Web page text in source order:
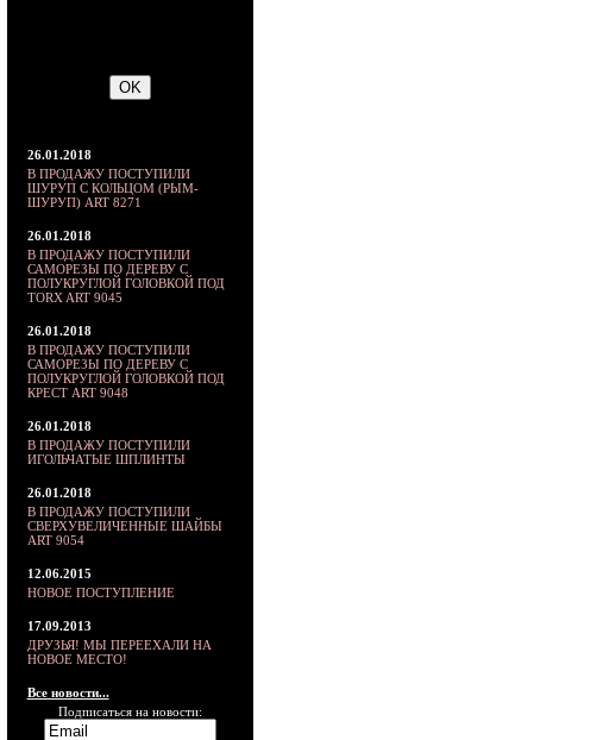
26.01.2018
В ПРОДАЖУ ПОСТУПИЛИ
ШУРУП С КОЛЬЦОМ (РЫМ-
ШУРУП) ART 8271
26.01.2018
В ПРОДАЖУ ПОСТУПИЛИ
САМОРЕЗЫ ПО ДЕРЕВУ С
ПОЛУКРУГЛОЙ ГОЛОВКОЙ ПОД
TORX ART 9045
26.01.2018
В ПРОДАЖУ ПОСТУПИЛИ
САМОРЕЗЫ ПО ДЕРЕВУ С
ПОЛУКРУГЛОЙ ГОЛОВКОЙ ПОД
КРЕСТ ART 9048
26.01.2018
В ПРОДАЖУ ПОСТУПИЛИ
ИГОЛЬЧАТЫЕ ШПЛИНТЫ
26.01.2018
В ПРОДАЖУ ПОСТУПИЛИ
СВЕРХУВЕЛИЧЕННЫЕ ШАЙБЫ
ART 9054
12.06.2015
НОВОЕ ПОСТУПЛЕНИЕ
17.09.2013
ДРУЗЬЯ! МЫ ПЕРЕЕХАЛИ НА
НОВОЕ МЕСТО!
Все новости...
Подписаться на новости: